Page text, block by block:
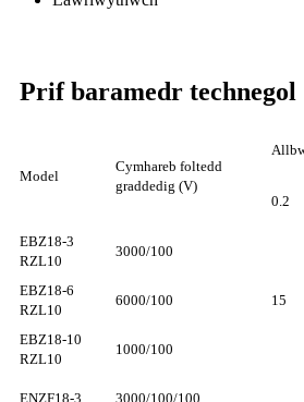
Prif baramedr technegol
Model
Cymhareb foltedd
graddedig (V)
0.2
EBZ18-3
RZL10
3000/100
15
EBZ18-6
RZL10
6000/100
EBZ18-10
RZL10
1000/100
ENZF18-3 3000/100/100